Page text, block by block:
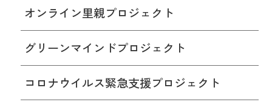
オンライン里親プロジェクト
グリーンマインドプロジェクト
コロナウイルス緊急支援プロジェクト